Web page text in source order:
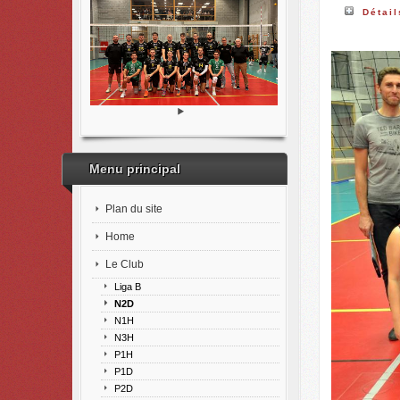
Menu principal
Plan du site
Home
Le Club
Liga B
N2D
N1H
N3H
P1H
P1D
P2D